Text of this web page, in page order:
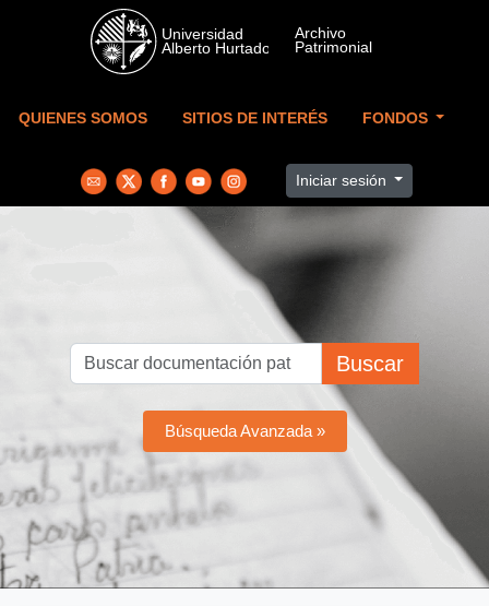
Skip to main content
QUIENES SOMOS SITIOS DE INTERÉS FONDOS
Iniciar sesión
Buscar
Búsqueda Avanzada »